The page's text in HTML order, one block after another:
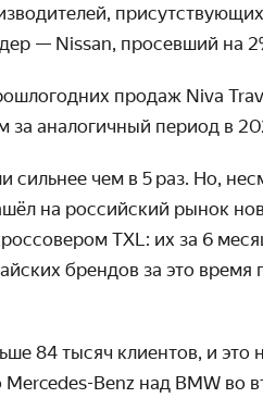
— Nissan, просевший на
продаж Niva
за аналогичный период в
чем в 5 раз. Но,
на российский рынок
TXL: их за 6
брендов за это время
84 тысяч клиентов, и это
Benz над BMW во